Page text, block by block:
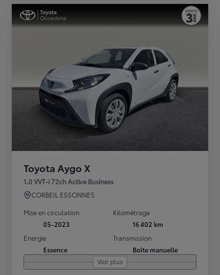
Toyota Aygo X
1.0 VVT-i 72ch Active Business
CORBEIL ESSONNES
Mise en circulation
05-2023
Kilométrage
16 402 km
Energie
Essence
Transmission
Boîte manuelle
Voir plus